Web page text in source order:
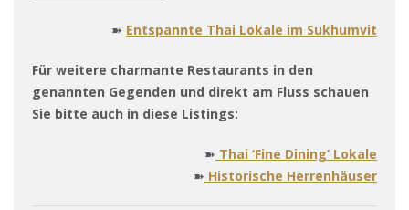
➽ Entspannte Thai Lokale im Sukhumvit
Für weitere charmante Restaurants in den
genannten Gegenden und direkt am Fluss schauen
Sie bitte auch in diese Listings:
➽ Thai ‘Fine Dining’ Lokale
➽ Historische Herrenhäuser